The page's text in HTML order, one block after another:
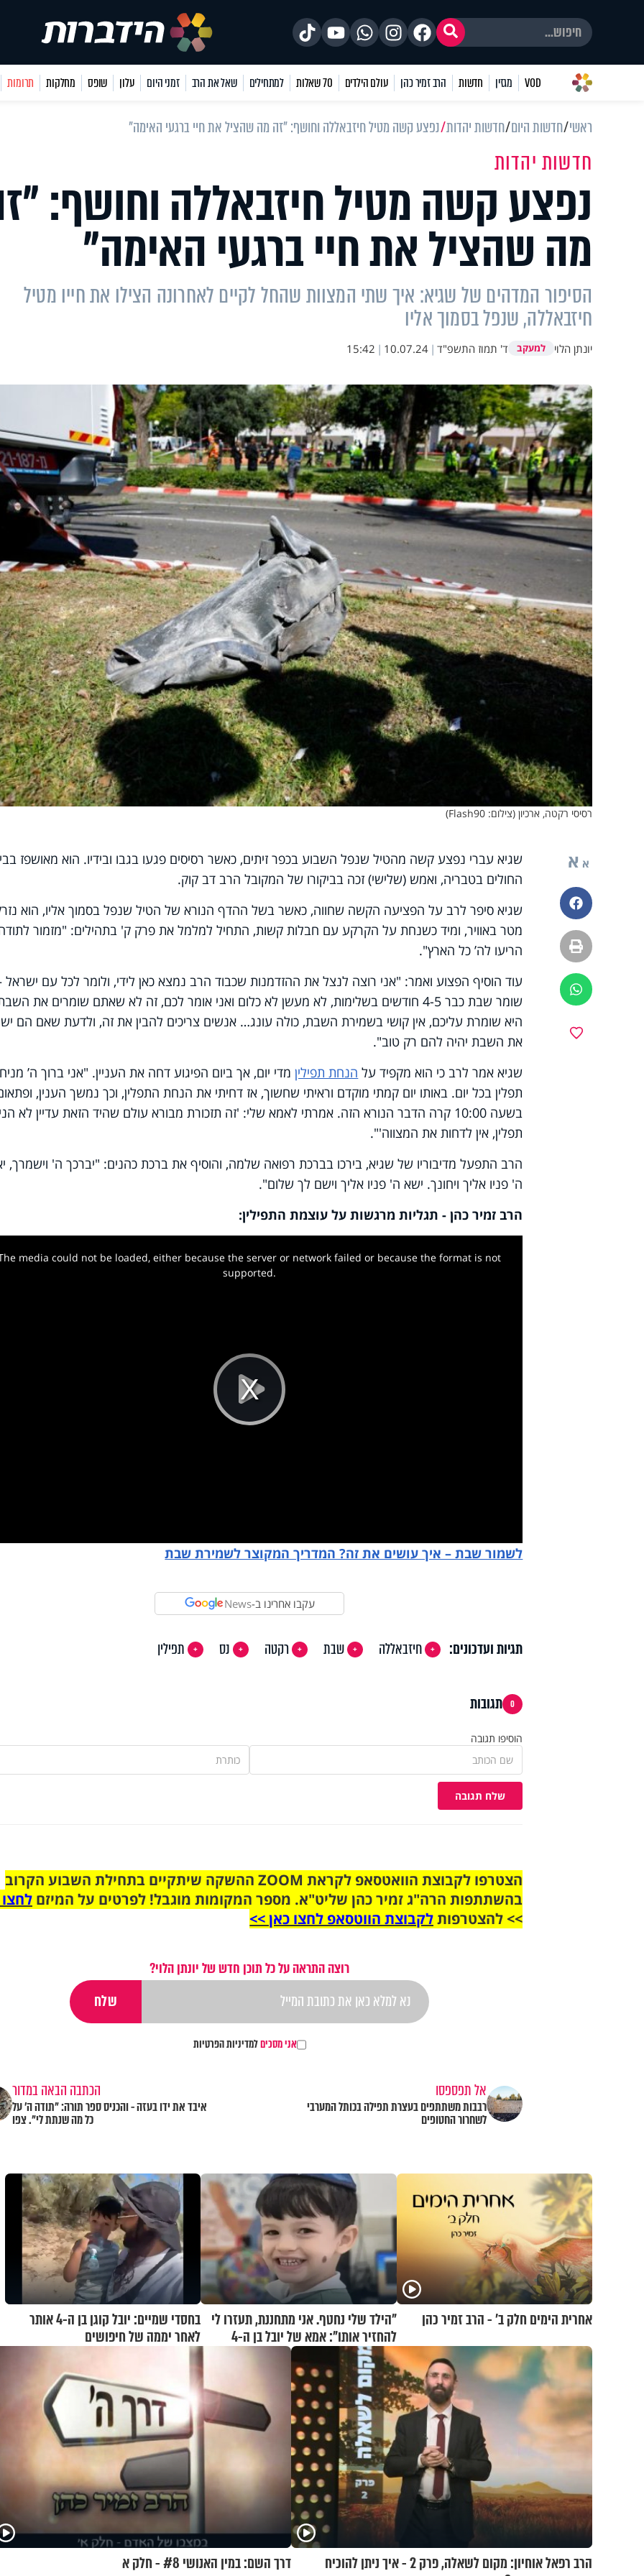
VOD מגזין חדשות הרב זמיר כהן עולם הילדים 70 שאלות למתחילים שאל את הרב זמני היום עלון שופס מחלקות תרומות
ראשי חדשות היום חדשות יהדות נפצע קשה מטיל חיזבאללה וחושף: "זה מה שהציל את חיי ברגעי האימה"
חדשות יהדות
נפצע קשה מטיל חיזבאללה וחושף:
מה שהציל את חיי ברגעי האימה"
הסיפור המדהים של שגיא: איך שתי המצוות שהחל לקיים לאחרונה הצילו את חייו מטיל
חיזבאללה, שנפל בסמוך אליו
יונתן הלוי למעקב ד' תמוז התשפ"ד |
10.07.24
|
15:42
רסיסי רקטה, ארכיון (צילום: Flash90)
א א
פייסבוק
הדפסה
ווטסאפ
שגיא עברי נפצע קשה מהטיל שנפל השבוע בכפר זיתים, כאשר רסיסים פגעו בגבו ובידיו. הוא מאושפז
החולים בטבריה, ואמש (שלישי) זכה בביקורו של המקובל הרב דב קוק.
מטר באוויר, ומיד כשנחת על הקרקע עם חבלות קשות, התחיל למלמל את פרק ק' בתהילים: "מזמור
הריעו לה’ כל הארץ".
עוד הוסיף הפצוע ואמר: "אני רוצה לנצל את ההזדמנות שכבוד הרב נמצא כאן לידי, ולומר לכל עם ישראל
שומר שבת כבר 4-5 חודשים בשלימות, לא מעשן לא כלום ואני אומר לכם, זה לא שאתם שומרים את
היא שומרת עליכם, אין קושי בשמירת השבת, כולה עונג… אנשים צריכים להבין את זה, ולדעת שאם הם
את השבת יהיה להם רק טוב".
שגיא אמר לרב כי הוא מקפיד על הנחת תפיליןמדי יום, אך ביום הפיגוע דחה את העניין. "אני ברוך ה’ מניח
תפלין בכל יום. באותו יום קמתי מוקדם וראיתי שחשוך, אז דחיתי את הנחת התפלין, וכך נמשך הענין,
בשעה 10:00 קרה הדבר הנורא הזה. אמרתי לאמא שלי: 'זה תזכורת מבורא עולם שהיד הזאת עדיין לא
תפלין, אין לדחות את המצווה'".
הרב התפעל מדיבוריו של שגיא, בירכו בברכת רפואה שלמה, והוסיף את ברכת כהנים: "יברכך ה' וישמרך,
ה' פניו אליך ויחונך. ישא ה' פניו אליך וישם לך שלום".
הרב זמיר כהן - תגליות מרגשות על עוצמת התפילין:
Play
media could not be loaded, either because the server or network failed or because the format is not
supported.
לשמור שבת – איך עושים את זה? המדריך המקוצר לשמירת שבת
עקבו אחרינו ב-News
תגיות ועדכונים: חיזבאללה שבת רקטה נס תפילין
0 תגובות
הוסיפו תגובה
שלח תגובה
הצטרפו לקבוצת הוואטסאפ לקראת ZOOM ההשקה שיתקיים בתחילת השבוע הקרוב
בהשתתפות הרה"ג זמיר כהן שליט"א. מספר המקומות מוגבל! לפרטים על המיזם
>> להצטרפותלקבוצת הווטסאפ לחצו כאן >>
רוצה התראה על כל תוכן חדש של יונתן הלוי?
אני מסכיםלמדיניות הפרטיות
אל תפספסו
רבבות משתתפים בעצרת תפילה בכותל המערבי
לשחרור החטופים
הכתבה הבאה במדור
איבד את ידו בעזה - והכניס ספר תורה: "תודה ה' על
כל מה שנתת לי". צפו
אחרית הימים חלק ב’ - הרב זמיר כהן
"הילד שלי נחטף. אני מתחננת, תעזרו לי
להחזיר אותו": אמא של יובל בן ה-4
בריאיון דומע
בחסדי שמיים: יובל קוגן בן ה-4 אותר
לאחר יממה של חיפושים
הרב רפאל אוחיון: מקום לשאלה, פרק 2 - איך ניתן להוכיח
דרך השם: במין האנושי #8 - חלק א